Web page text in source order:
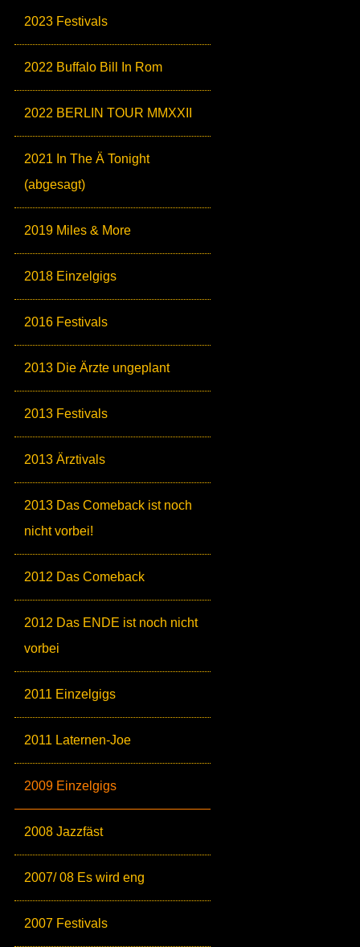
2023 Festivals
2022 Buffalo Bill In Rom
2022 BERLIN TOUR MMXXII
2021 In The Ä Tonight
(abgesagt)
2019 Miles & More
2018 Einzelgigs
2016 Festivals
2013 Die Ärzte ungeplant
2013 Festivals
2013 Ärztivals
2013 Das Comeback ist noch
nicht vorbei!
2012 Das Comeback
2012 Das ENDE ist noch nicht
vorbei
2011 Einzelgigs
2011 Laternen-Joe
2009 Einzelgigs
2008 Jazzfäst
2007/ 08 Es wird eng
2007 Festivals